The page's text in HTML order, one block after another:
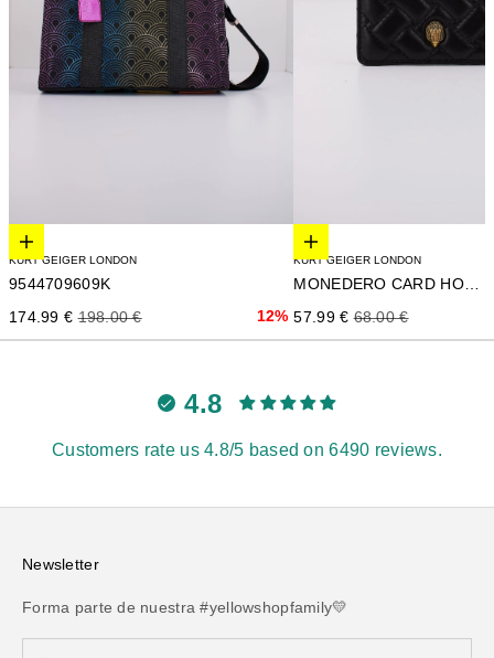
Elige opciones
KURT GEIGER LONDON
9544709609K
Precio de oferta
174.99 €Precio normal
198.00 € 12%
Elige opciones
KURT GEIGER LONDON
MONEDERO CARD HOLDER
Precio de oferta
57.99 €Precio normal
68.00 €
4.8
Customers rate us 4.8/5 based on 6490 reviews.
Newsletter
Forma parte de nuestra #yellowshopfamily💛